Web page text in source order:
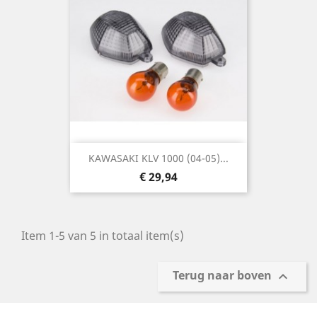
KAWASAKI KLV 1000 (04-05)...
Prijs
€ 29,94
Item 1-5 van 5 in totaal item(s)
Terug naar boven 